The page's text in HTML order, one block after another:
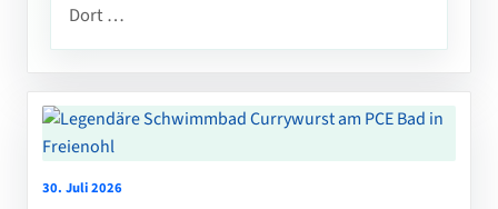
Dort …
30. Juli 2026